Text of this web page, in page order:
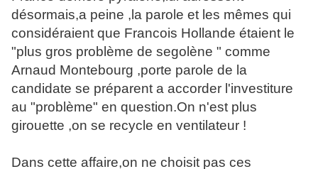
désormais,a peine ,la parole et les mêmes qui
considéraient que Francois Hollande étaient le
"plus gros problème de segolène " comme
Arnaud Montebourg ,porte parole de la
candidate se préparent a accorder l'investiture
au "problème" en question.On n'est plus
girouette ,on se recycle en ventilateur !
Dans cette affaire,on ne choisit pas ces